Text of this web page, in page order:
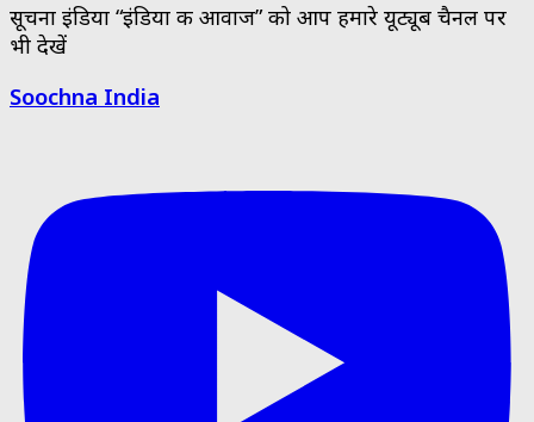
सूचना इंडिया “इंडिया की आवाज” को आप हमारे यूट्यूब चैनल पर
भी देखें
Soochna India